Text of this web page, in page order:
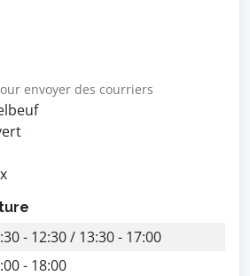
envoyer des courriers
- 12:30 / 13:30 - 17:00
- 18:00